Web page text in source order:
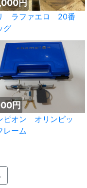
円
ラファエロ 20番
グ
円
ピオン オリンピッ
ーム